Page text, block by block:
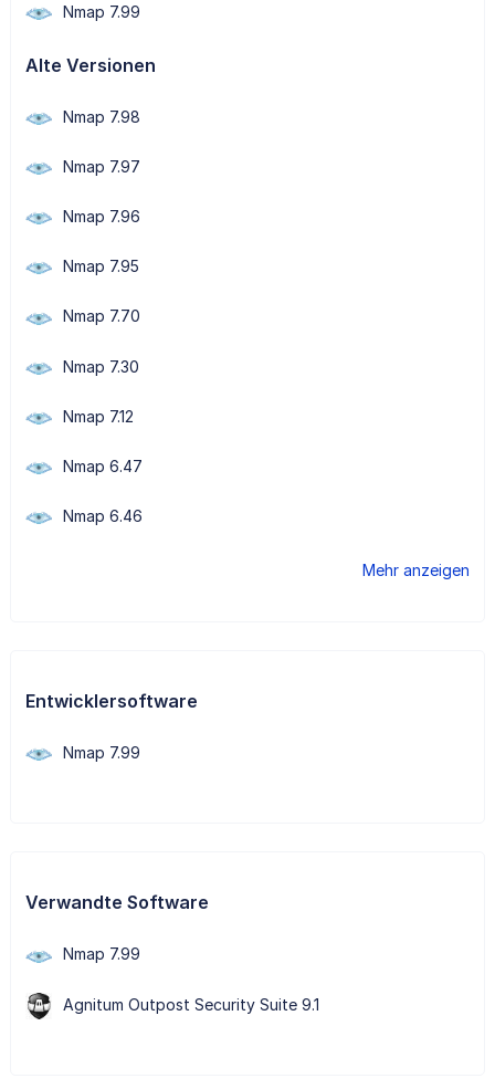
Nmap 7.99
Alte Versionen
Nmap 7.98
Nmap 7.97
Nmap 7.96
Nmap 7.95
Nmap 7.70
Nmap 7.30
Nmap 7.12
Nmap 6.47
Nmap 6.46
Mehr anzeigen
Entwicklersoftware
Nmap 7.99
Verwandte Software
Nmap 7.99
Agnitum Outpost Security Suite 9.1